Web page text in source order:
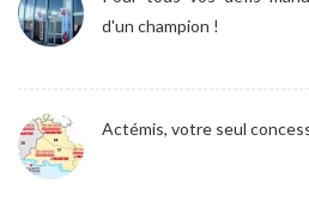
d'un champion !
Actémis, votre seul